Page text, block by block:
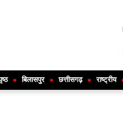
बिलासपुर छत्तीसगढ़ राष्ट्रीय